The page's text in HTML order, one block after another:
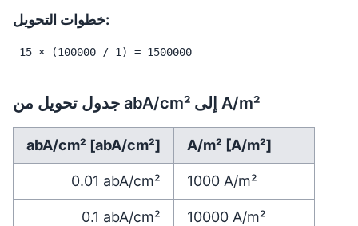
خطوات التحويل:
15 × (100000 / 1) = 1500000
جدول تحويل من abA/cm² إلى A/m²
abA/cm² [abA/cm²] A/m² [A/m²]
0.01 abA/cm² 1000 A/m²
0.1 abA/cm² 10000 A/m²